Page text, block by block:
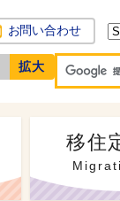
お問い合わせ
拡大
移住